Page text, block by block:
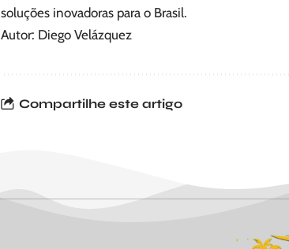
soluções inovadoras para o Brasil.
Autor: Diego Velázquez
Compartilhe este artigo